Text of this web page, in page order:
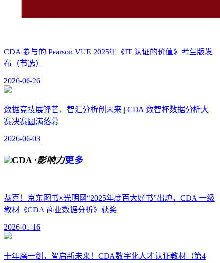
CDA 参与的 Pearson VUE 2025年《IT 认证的价值》考生版发
布（节选）
2026-06-26
数据竞技展锋芒，智汇分析创未来 | CDA 数智杯数据分析大
赛决赛圆满落幕
2026-06-03
CDA ·影响力更多
恭喜！京东图书×光明网“2025年度百大好书”出炉，CDA 一级
教材《CDA 商业数据分析》获奖
2026-01-16
十年磨一剑，智启新未来！CDA数字化人才认证教材（第4